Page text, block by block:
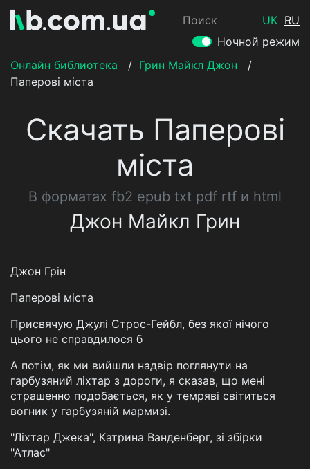
Поиск UK RU
Ночной режим
Онлайн библиотека
/ Грин Майкл Джон
/
Паперові міста
Скачать Паперові
міста
В форматах fb2 epub txt pdf rtf и html
Джон Майкл Грин
Джон Грін
Паперові міста
Присвячую Джулі Строс-Гейбл, без якої нічого
цього не справдилося б
А потім, як ми вийшли надвір поглянути на
гарбузяний ліхтар з дороги, я сказав, що мені
страшенно подобається, як у темряві світиться
вогник у гарбузяній мармизі.
"Ліхтар Джека", Катрина Ванденберг, зі збірки
"Атлас"